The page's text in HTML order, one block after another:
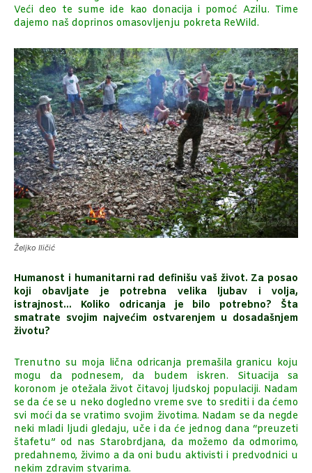
Veći deo te sume ide kao donacija i pomoć Azilu. Time
dajemo naš doprinos omasovljenju pokreta ReWild.
Željko Iličić
Humanost i humanitarni rad definišu vaš život. Za posao
koji obavljate je potrebna velika ljubav i volja,
istrajnost… Koliko odricanja je bilo potrebno? Šta
smatrate svojim najvećim ostvarenjem u dosadašnjem
životu?
Trenutno su moja lična odricanja premašila granicu koju
mogu da podnesem, da budem iskren. Situacija sa
koronom je otežala život čitavoj ljudskoj populaciji. Nadam
se da će se u neko dogledno vreme sve to srediti i da ćemo
svi moći da se vratimo svojim životima. Nadam se da negde
neki mladi ljudi gledaju, uče i da će jednog dana “preuzeti
štafetu” od nas Starobrdjana, da možemo da odmorimo,
predahnemo, živimo a da oni budu aktivisti i predvodnici u
nekim zdravim stvarima.